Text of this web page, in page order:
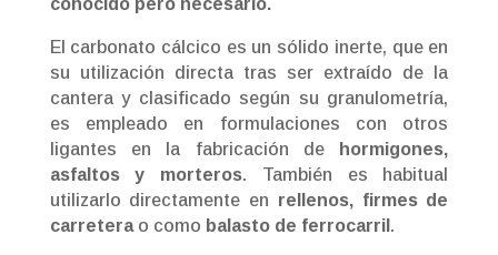
conocido pero necesario.
El carbonato cálcico es un sólido inerte, que en
su utilización directa tras ser extraído de la
cantera y clasificado según su granulometría,
es empleado en formulaciones con otros
ligantes en la fabricación de
hormigones,
asfaltos y morteros. También es habitual
utilizarlo directamente en rellenos, firmes de
carreterao como balasto de ferrocarril .